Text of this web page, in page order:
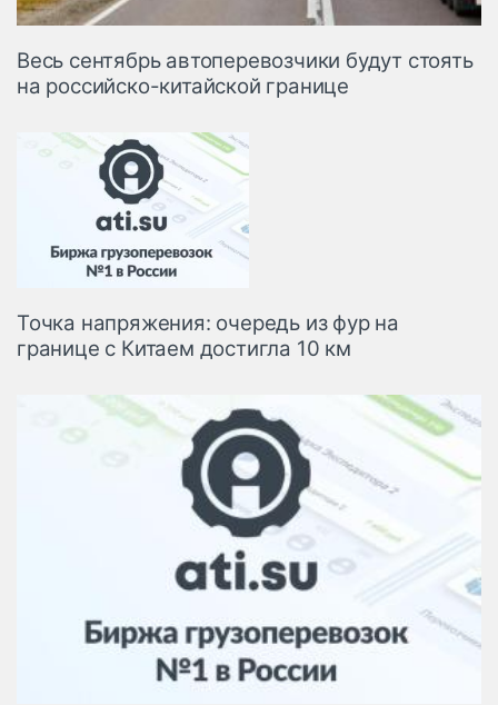
Весь сентябрь автоперевозчики будут стоять
на российско-китайской границе
Точка напряжения: очередь из фур на
границе с Китаем достигла 10 км